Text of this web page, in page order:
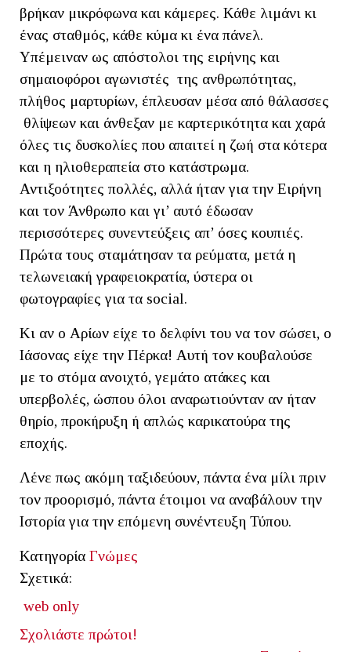
βρήκαν μικρόφωνα και κάμερες. Κάθε λιμάνι κι
ένας σταθμός, κάθε κύμα κι ένα πάνελ.
Υπέμειναν ως απόστολοι της ειρήνης και
σημαιοφόροι αγωνιστές της ανθρωπότητας,
πλήθος μαρτυρίων, έπλευσαν μέσα από θάλασσες
θλίψεων και άνθεξαν με καρτερικότητα και χαρά
όλες τις δυσκολίες που απαιτεί η ζωή στα κότερα
και η ηλιοθεραπεία στο κατάστρωμα.
Αντιξοότητες πολλές, αλλά ήταν για την Ειρήνη
και τον Άνθρωπο και γι’ αυτό έδωσαν
περισσότερες συνεντεύξεις απ’ όσες κουπιές.
Πρώτα τους σταμάτησαν τα ρεύματα, μετά η
τελωνειακή γραφειοκρατία, ύστερα οι
φωτογραφίες για τα social.
Κι αν ο Αρίων είχε το δελφίνι του να τον σώσει, ο
Ιάσονας είχε την Πέρκα! Αυτή τον κουβαλούσε
με το στόμα ανοιχτό, γεμάτο ατάκες και
υπερβολές, ώσπου όλοι αναρωτιούνταν αν ήταν
θηρίο, προκήρυξη ή απλώς καρικατούρα της
εποχής.
Λένε πως ακόμη ταξιδεύουν, πάντα ένα μίλι πριν
τον προορισμό, πάντα έτοιμοι να αναβάλουν την
Ιστορία για την επόμενη συνέντευξη Τύπου.
Κατηγορία Γνώμες
Σχετικά:
web only
Σχολιάστε πρώτοι!